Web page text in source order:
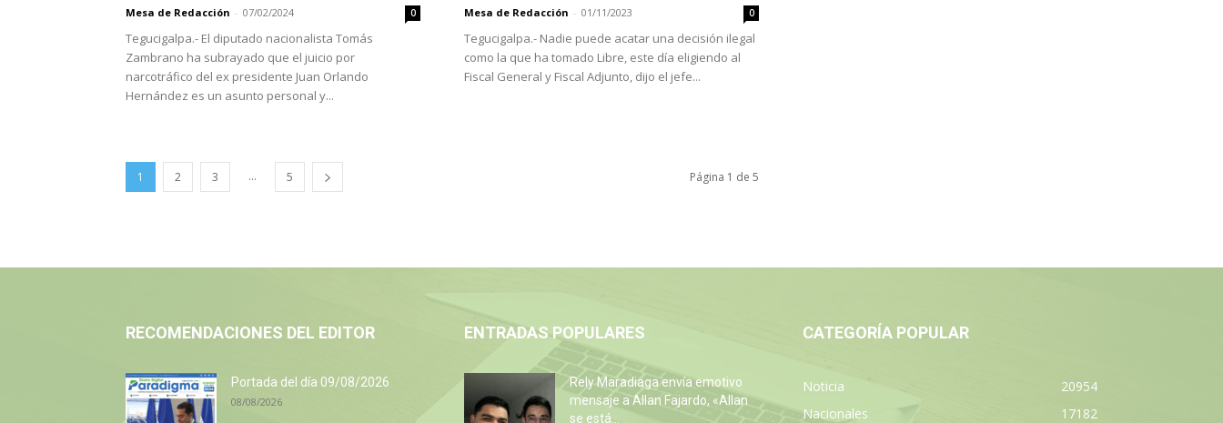
Mesa de Redacción - 07/02/2024 0
Tegucigalpa.- El diputado nacionalista Tomás
Zambrano ha subrayado que el juicio por
narcotráfico del ex presidente Juan Orlando
Hernández es un asunto personal y...
Mesa de Redacción - 01/11/2023 0
Tegucigalpa.- Nadie puede acatar una decisión ilegal
como la que ha tomado Libre, este día eligiendo al
Fiscal General y Fiscal Adjunto, dijo el jefe...
1 2 3 ... 5 Página 1 de 5
RECOMENDACIONES DEL EDITOR
Portada del día 09/08/2026
08/08/2026
ENTRADAS POPULARES
Rely Maradiaga envía emotivo
mensaje a Allan Fajardo, «Allan
se está...
CATEGORÍA POPULAR
Noticia
20954
Nacionales
17182